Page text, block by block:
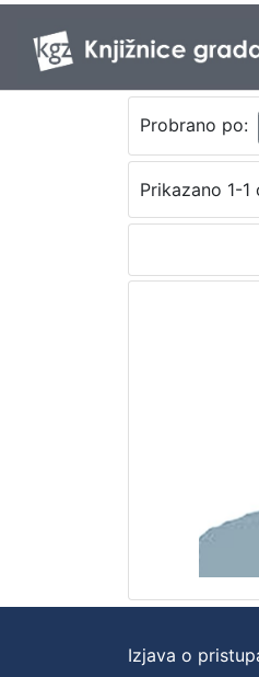
Probrano po:
Prikazano 1-1
Izjava o